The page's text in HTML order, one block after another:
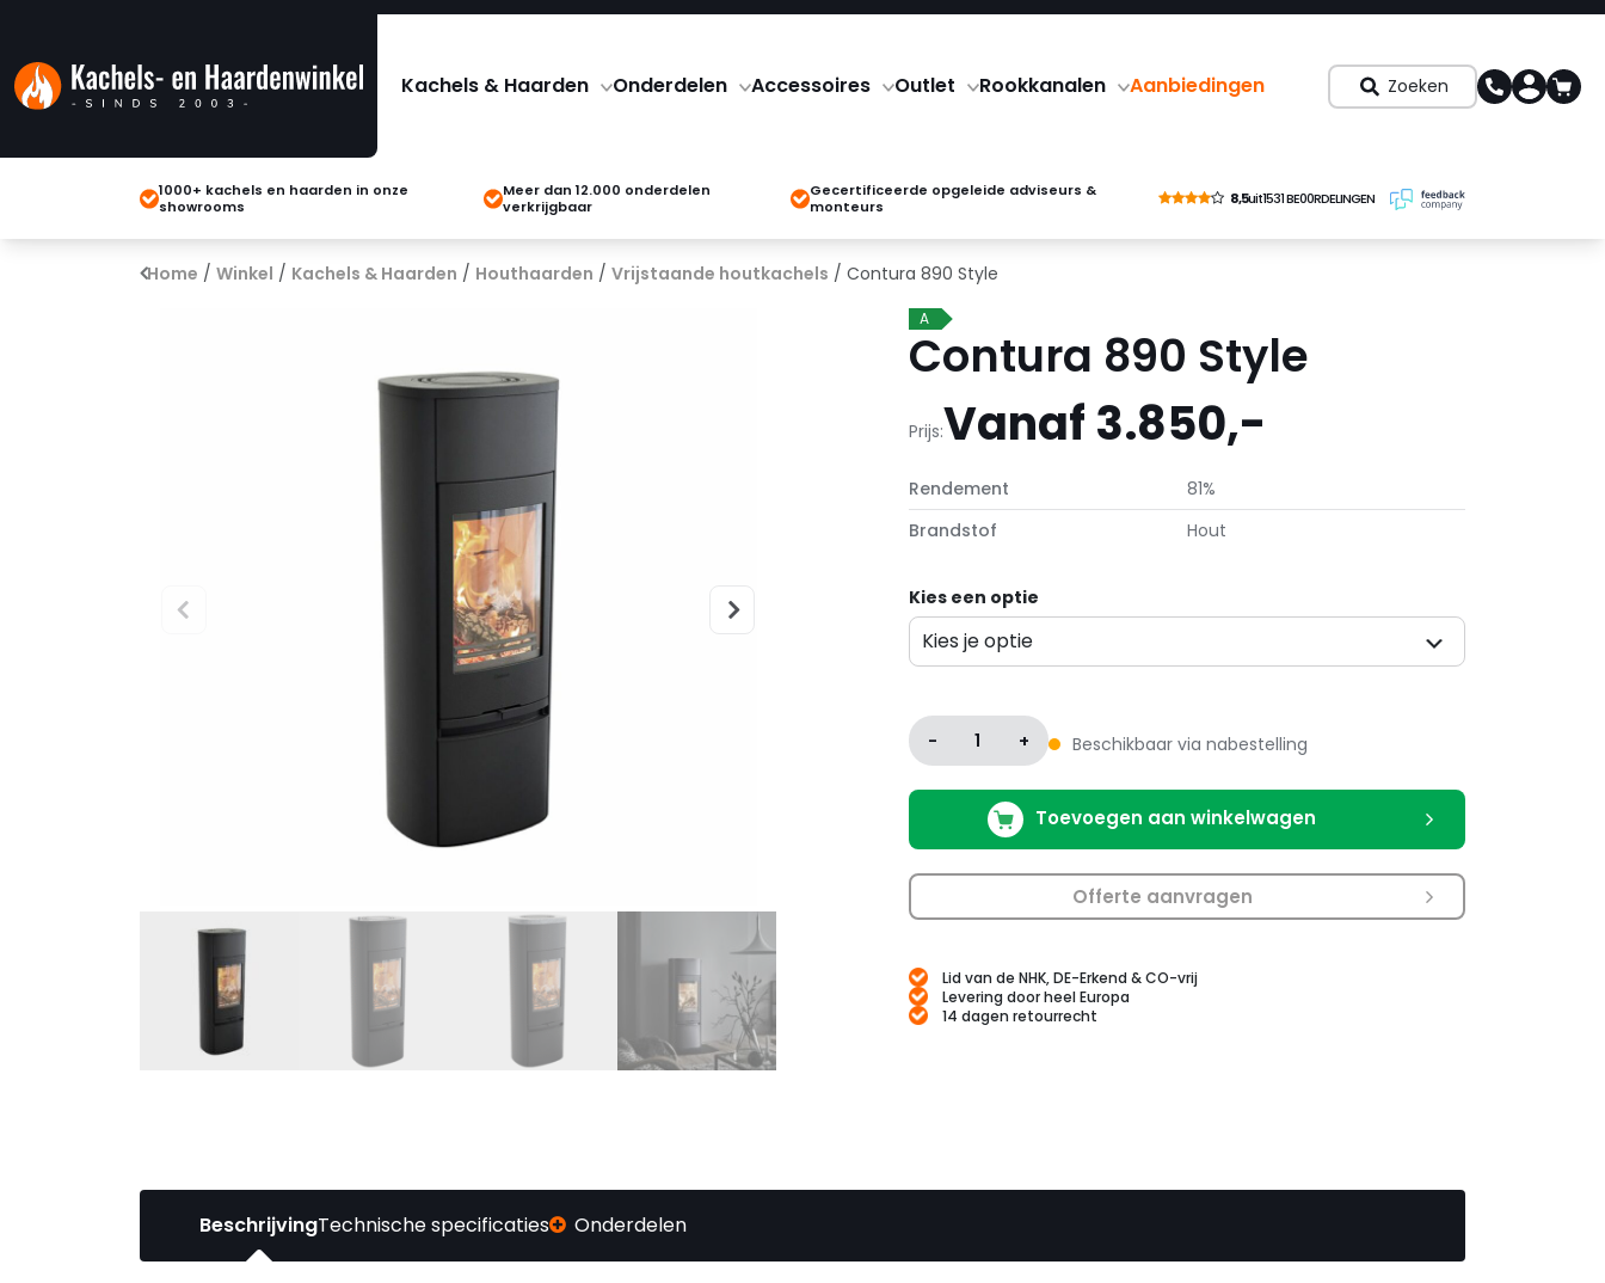
Kachels & Haarden Onderdelen Accessoires Outlet Rookkanalen Aanbiedingen Zoeken
1000+ kachels en haarden in onze
showrooms
Meer dan 12.000 onderdelen
verkrijgbaar
Gecertificeerde opgeleide adviseurs &
monteurs
8,5uit1531 BE00RDELINGEN
Home / Winkel / Kachels & Haarden / Houthaarden / Vrijstaande houtkachels / Contura 890 Style
A
Contura 890 Style
Prijs:Vanaf 3.850,-
Rendement
81%
Brandstof
Hout
Kies een optie
Kies je optie
Variatie
- 1 + Beschikbaar via nabestelling
Toevoegen aan winkelwagen
Offerte aanvragen
Lid van de NHK, DE-Erkend & CO-vrij
Levering door heel Europa
14 dagen retourrecht
BeschrijvingTechnische specificaties Onderdelen